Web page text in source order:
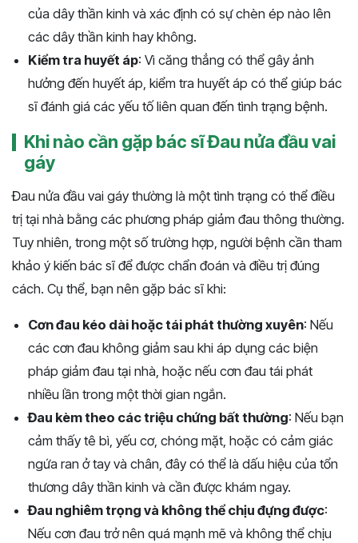
của dây thần kinh và xác định có sự chèn ép nào lên
các dây thần kinh hay không.
Kiểm tra huyết áp: Vì căng thẳng có thể gây ảnh
hưởng đến huyết áp, kiểm tra huyết áp có thể giúp bác
sĩ đánh giá các yếu tố liên quan đến tình trạng bệnh.
Khi nào cần gặp bác sĩ Đau nửa đầu vai
gáy
Đau nửa đầu vai gáy thường là một tình trạng có thể điều
trị tại nhà bằng các phương pháp giảm đau thông thường.
Tuy nhiên, trong một số trường hợp, người bệnh cần tham
khảo ý kiến bác sĩ để được chẩn đoán và điều trị đúng
cách. Cụ thể, bạn nên gặp bác sĩ khi:
Cơn đau kéo dài hoặc tái phát thường xuyên: Nếu
các cơn đau không giảm sau khi áp dụng các biện
pháp giảm đau tại nhà, hoặc nếu cơn đau tái phát
nhiều lần trong một thời gian ngắn.
Đau kèm theo các triệu chứng bất thường: Nếu bạn
cảm thấy tê bì, yếu cơ, chóng mặt, hoặc có cảm giác
ngứa ran ở tay và chân, đây có thể là dấu hiệu của tổn
thương dây thần kinh và cần được khám ngay.
Đau nghiêm trọng và không thể chịu đựng được:
Nếu cơn đau trở nên quá mạnh mẽ và không thể chịu